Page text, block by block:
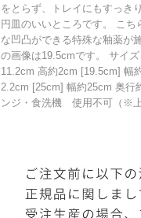
をとらず、トレイにもすっき
円皿のいいところです。 こ
な凹凸ができる特殊な釉薬が
の画像は19.5cmです。 サイ
11.2cm 高約2cm [19.5cm] 幅
2.2cm [25cm] 幅約25cm 奥行
ンジ・食洗機 使用不可（※上